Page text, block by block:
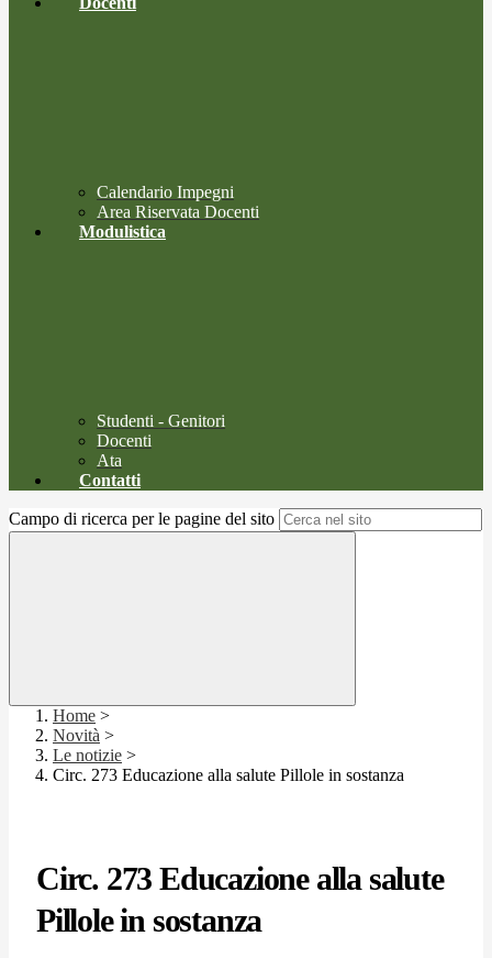
Calendario Impegni
Area Riservata Docenti
Modulistica
Studenti - Genitori
Docenti
Ata
Contatti
Campo di ricerca per le pagine del sito
Home >
Novità >
Le notizie >
Circ. 273 Educazione alla salute Pillole in sostanza
Circ. 273 Educazione alla salute
Pillole in sostanza